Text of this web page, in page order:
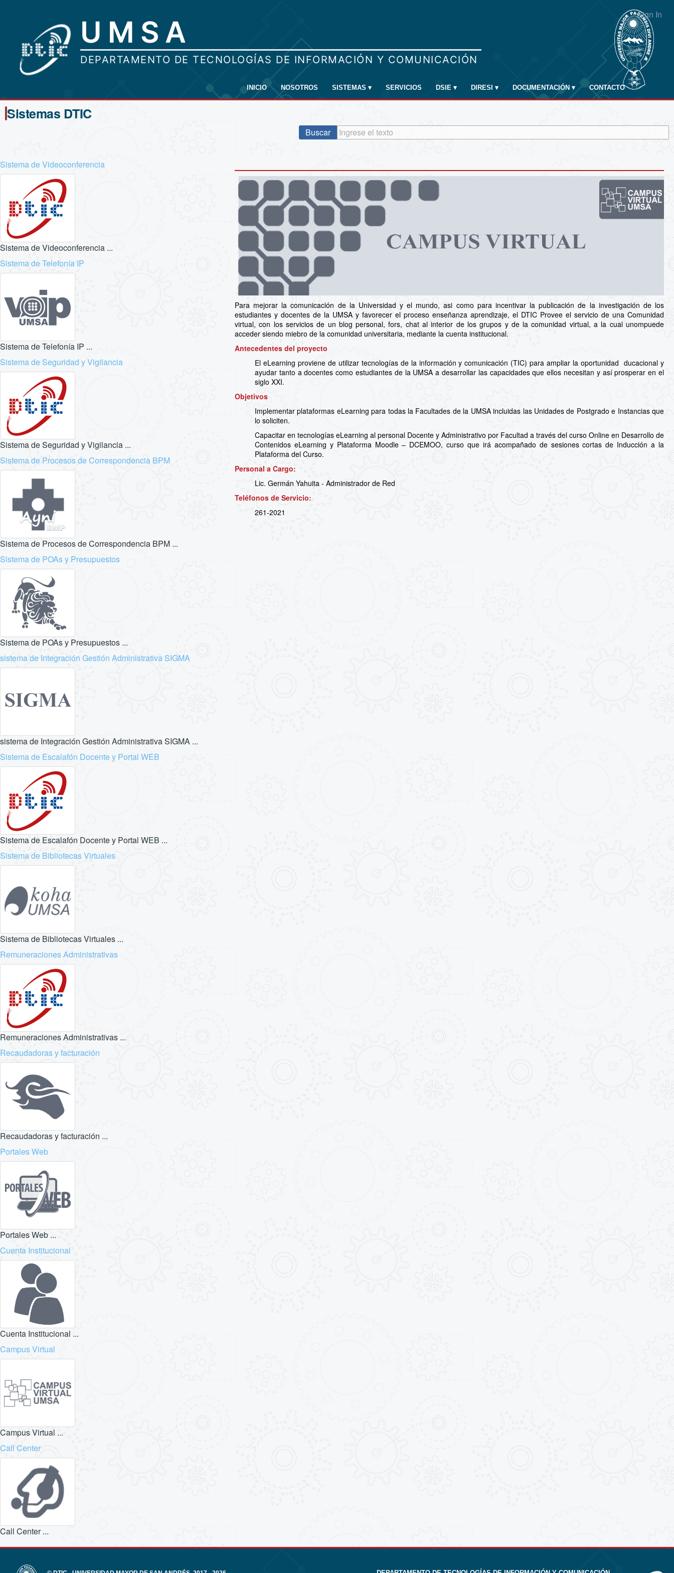
Sign In
INICIO NOSOTROS SISTEMAS ▾ SERVICIOS DSIE ▾ DIRESI ▾ DOCUMENTACIÓN ▾ CONTACTO
Sistemas DTIC
Buscar
Sistema de Videoconferencia
Sistema de Videoconferencia ...
Sistema de Telefonía IP
Sistema de Telefonía IP ...
Sistema de Seguridad y Vigilancia
Sistema de Seguridad y Vigilancia ...
Sistema de Procesos de Correspondencia BPM
Sistema de Procesos de Correspondencia BPM ...
Sistema de POAs y Presupuestos
Sistema de POAs y Presupuestos ...
sistema de Integración Gestión Administrativa SIGMA
sistema de Integración Gestión Administrativa SIGMA ...
Sistema de Escalafón Docente y Portal WEB
Sistema de Escalafón Docente y Portal WEB ...
Sistema de Bibliotecas Virtuales
Sistema de Bibliotecas Virtuales ...
Remuneraciones Administrativas
Remuneraciones Administrativas ...
Recaudadoras y facturación
Recaudadoras y facturación ...
Portales Web
Portales Web ...
Cuenta Institucional
Cuenta Institucional ...
Campus Virtual
Campus Virtual ...
Call Center
Call Center ...
Para mejorar la comunicación de la Universidad y el mundo, asi como para incentivar la publicación de la investigación de los
estudiantes y docentes de la UMSA y favorecer el proceso enseñanza aprendizaje, el DTIC Provee el servicio de una Comunidad
virtual, con los servicios de un blog personal, fors, chat al interior de los grupos y de la comunidad virtual, a la cual unompuede
acceder siendo miebro de la comunidad universitaria, mediante la cuenta institucional.
Antecedentes del proyecto
El eLearning proviene de utilizar tecnologías de la información y comunicación (TIC) para ampliar la oportunidad ducacional y
ayudar tanto a docentes como estudiantes de la UMSA a desarrollar las capacidades que ellos necesitan y así prosperar en el
siglo XXI.
Objetivos
Implementar plataformas eLearning para todas la Facultades de la UMSA incluidas las Unidades de Postgrado e Instancias que
lo soliciten.
Capacitar en tecnologías eLearning al personal Docente y Administrativo por Facultad a través del curso Online en Desarrollo de
Contenidos eLearning y Plataforma Moodle – DCEMOO, curso que irá acompañado de sesiones cortas de Inducción a la
Plataforma del Curso.
Personal a Cargo:
Lic. Germán Yahuita - Administrador de Red
Teléfonos de Servicio:
261-2021